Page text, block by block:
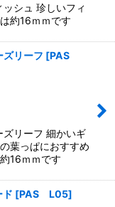
シュ 珍しいフィ
約16ｍｍです
ズリーフ [PAS
リーフ 細かいギ
葉っぱにおすすめ
16ｍｍです
ド [PAS L05]